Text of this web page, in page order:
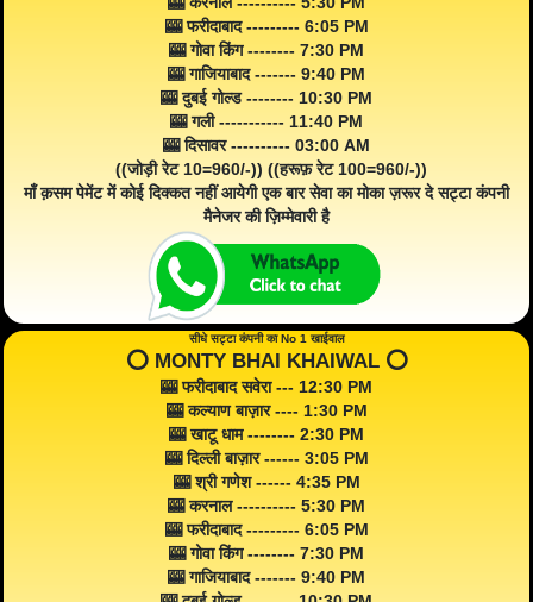
🎰 फरीदाबाद --------- 6:05 PM
🎰 गोवा किंग -------- 7:30 PM
🎰 गाजियाबाद ------- 9:40 PM
🎰 दुबई गोल्ड -------- 10:30 PM
🎰 गली ----------- 11:40 PM
🎰 दिसावर ---------- 03:00 AM
((जोड़ी रेट 10=960/-)) ((हरूफ़ रेट 100=960/-))
माँ क़सम पेमेंट में कोई दिक्कत नहीं आयेगी एक बार सेवा का मोका ज़रूर दे सट्टा कंपनी
मैनेजर की ज़िम्मेवारी है
सीधे सट्टा कंपनी का No 1 खाईवाल
⭕️ MONTY BHAI KHAIWAL ⭕️
🎰 फरीदाबाद सवेरा --- 12:30 PM
🎰 कल्याण बाज़ार ---- 1:30 PM
🎰 खाटू धाम -------- 2:30 PM
🎰 दिल्ली बाज़ार ------ 3:05 PM
🎰 श्री गणेश ------ 4:35 PM
🎰 करनाल ---------- 5:30 PM
🎰 फरीदाबाद --------- 6:05 PM
🎰 गोवा किंग -------- 7:30 PM
🎰 गाजियाबाद ------- 9:40 PM